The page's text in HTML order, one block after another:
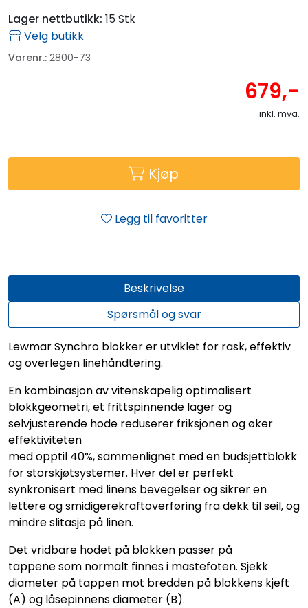
Lager nettbutikk: 15 Stk
Velg butikk
Varenr.: 2800-73
679,-
inkl. mva.
Kjøp
Legg til favoritter
Beskrivelse
Spørsmål og svar
Lewmar Synchro blokker er utviklet for rask, effektiv
og overlegen linehåndtering.
En kombinasjon av vitenskapelig optimalisert
blokkgeometri, et frittspinnende lager og
selvjusterende hode reduserer friksjonen og øker
effektiviteten
med opptil 40%, sammenlignet med en budsjettblokk
for storskjøtsystemer. Hver del er perfekt
synkronisert med linens bevegelser og sikrer en
lettere og smidigerekraftoverføring fra dekk til seil, og
mindre slitasje på linen.
Det vridbare hodet på blokken passer på
tappene som normalt finnes i mastefoten. Sjekk
diameter på tappen mot bredden på blokkens kjeft
(A) og låsepinnens diameter (B).